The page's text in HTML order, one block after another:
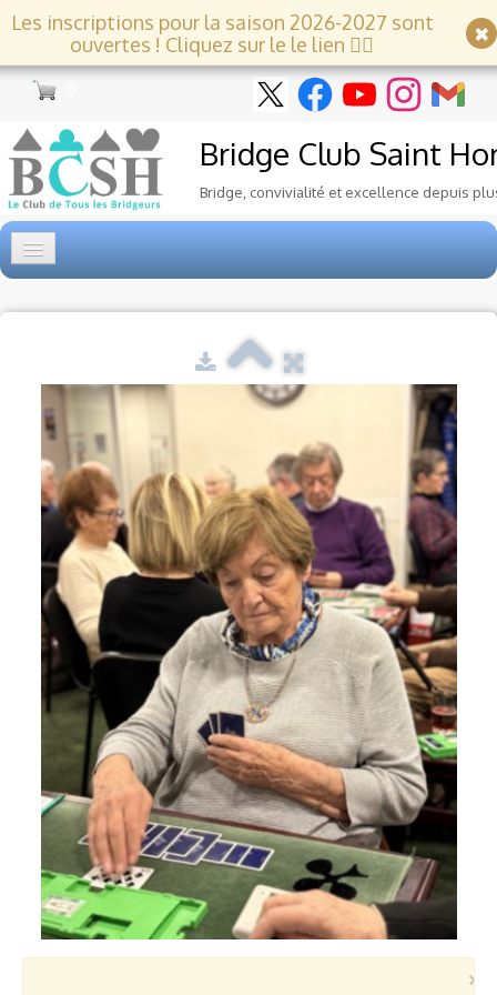
Les inscriptions pour la saison 2026-2027 sont
ouvertes ! Cliquez sur le le lien 👇🏻
Bridge Club Saint
Bridge, convivialité et excellence depuis
Ecole de Bridge▼
Le Club▼
Voyages et festivals
Photos▼
Liens
×